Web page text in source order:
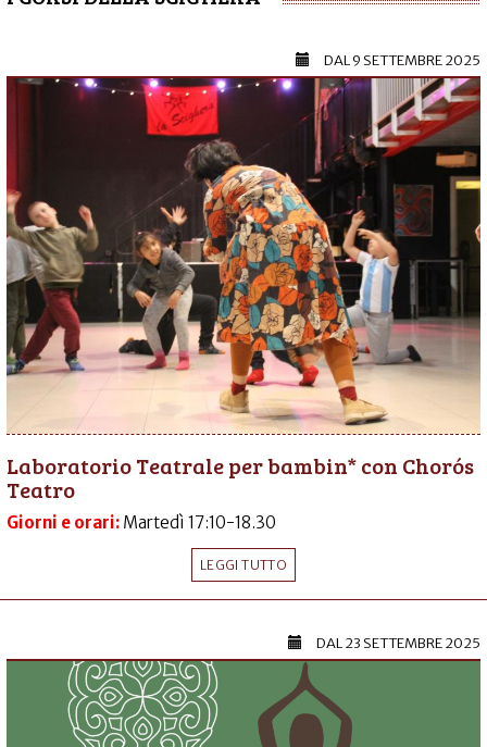
DAL9 SETTEMBRE 2025
Laboratorio Teatrale per bambin* con Chorós
Teatro
Giorni e orari: Martedì 17:10-18.30
LEGGI TUTTO
DAL23 SETTEMBRE 2025